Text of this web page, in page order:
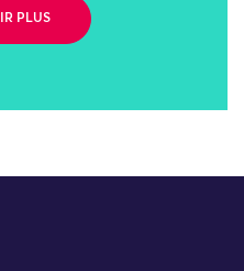
PLUS